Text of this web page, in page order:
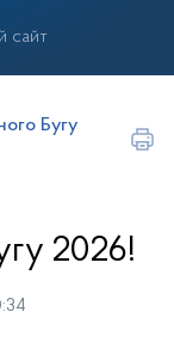
сайт
Бугу
2026!